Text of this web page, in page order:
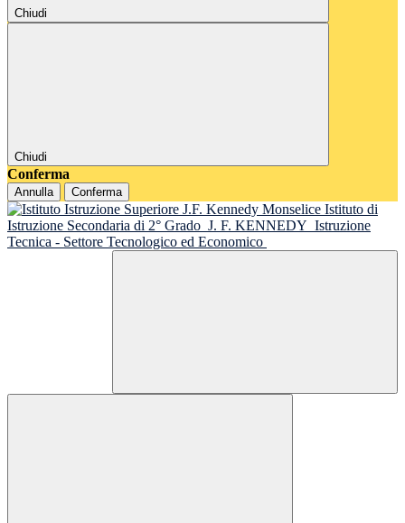
Chiudi
Chiudi
Conferma
Annulla Conferma
Istituto di
Istruzione Secondaria di 2° Grado J. F. KENNEDY Istruzione
Tecnica - Settore Tecnologico ed Economico